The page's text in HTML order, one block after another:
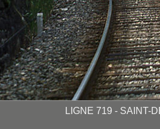
LIGNE 719 - SAINT-